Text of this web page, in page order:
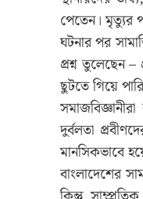
পেতেন। মৃত্যুর
ঘটনার পর
প্রশ্ন তুলেছেন
ছুটতে গিয়ে
দুর্বলতা
মানসিকভাবে
বাংলাদেশের